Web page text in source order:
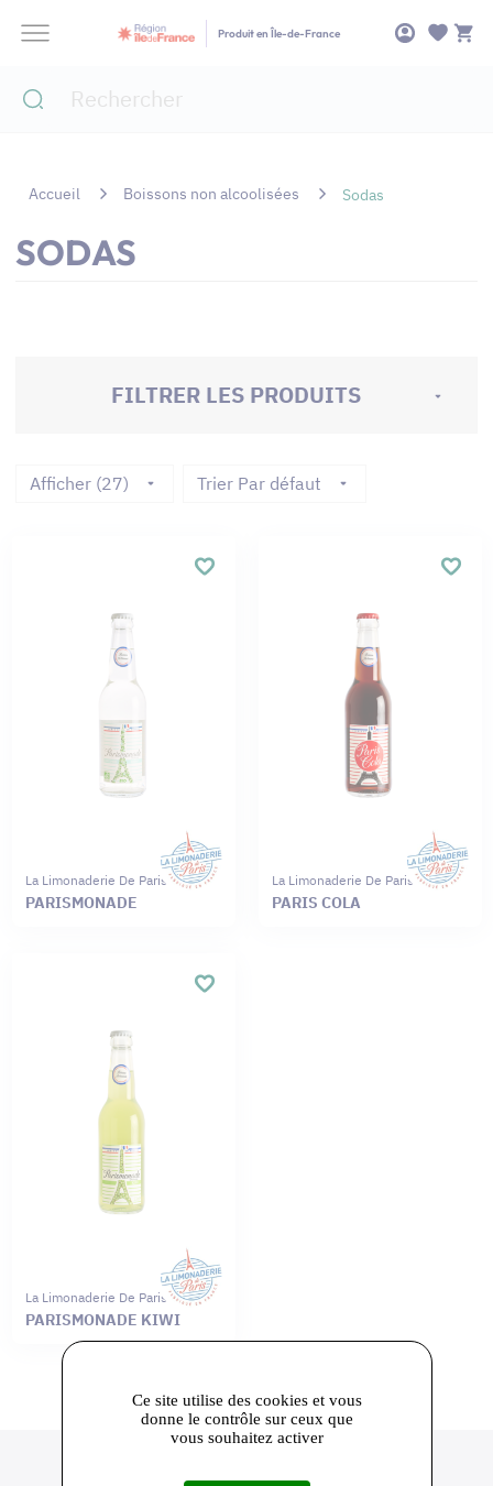
Produit en Île-de-France
Accueil Boissons non alcoolisées Sodas
SODAS
FILTRER LES PRODUITS
Afficher (27) Trier Par défaut
La Limonaderie De Paris
PARISMONADE
La Limonaderie De Paris
PARIS COLA
La Limonaderie De Paris
PARISMONADE KIWI
Ce site utilise des cookies et vous
donne le contrôle sur ceux que
vous souhaitez activer